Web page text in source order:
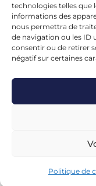
technologies telles que
informations des
nous permettra de
de navigation ou les ID
consentir ou de retirer
négatif sur certaines
Politique de
Mentions légales